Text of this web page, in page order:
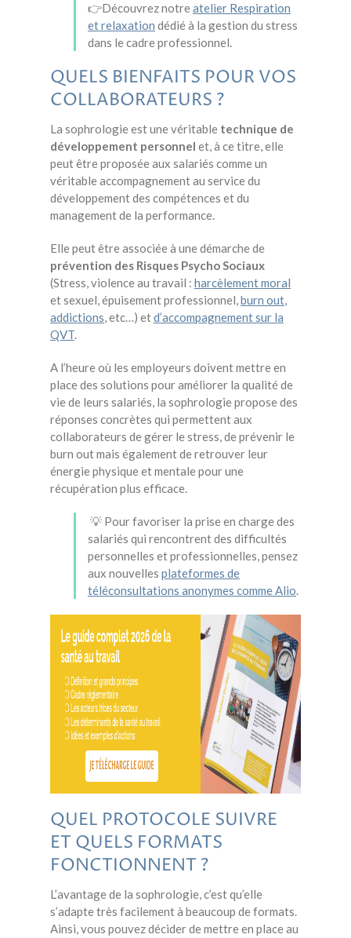
👉Découvrez notreatelier Respiration
et relaxation dédié à la gestion du stress
dans le cadre professionnel.
QUELS BIENFAITS POUR VOS
COLLABORATEURS ?
La sophrologie est une véritable technique de
développement personnel et, à ce titre, elle
peut être proposée aux salariés comme un
véritable accompagnement au service du
développement des compétences et du
management de la performance.
Elle peut être associée à une démarche de
prévention des Risques Psycho Sociaux
(Stress, violence au travail : harcèlement moral
et sexuel, épuisement professionnel,burn out,
addictions, etc…) etd’accompagnement sur la
QVT.
A l’heure où les employeurs doivent mettre en
place des solutions pour améliorer la qualité de
vie de leurs salariés, la sophrologie propose des
réponses concrètes qui permettent aux
collaborateurs de gérer le stress, de prévenir le
burn out mais également de retrouver leur
énergie physique et mentale pour une
récupération plus efficace.
💡 Pour favoriser la prise en charge des
salariés qui rencontrent des difficultés
personnelles et professionnelles, pensez
aux nouvelles plateformes de
téléconsultations anonymes comme Alio.
QUEL PROTOCOLE SUIVRE
ET QUELS FORMATS
FONCTIONNENT ?
L’avantage de la sophrologie, c’est qu’elle
s’adapte très facilement à beaucoup de formats.
Ainsi, vous pouvez décider de mettre en place au